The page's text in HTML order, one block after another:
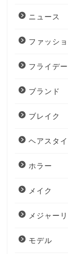
ニュース
ファッシ
フライデー
ブランド
ブレイク
ヘアスタ
ホラー
メイク
メジャー
モデル